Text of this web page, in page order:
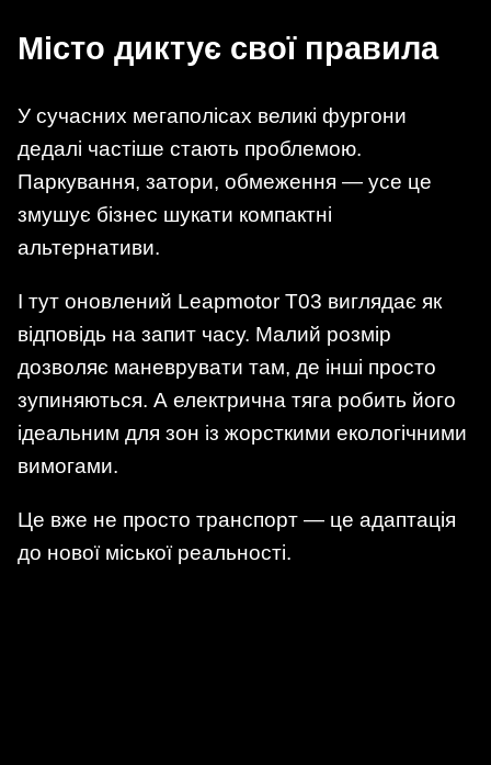
Місто диктує свої правила
У сучасних мегаполісах великі фургони
дедалі частіше стають проблемою.
Паркування, затори, обмеження — усе це
змушує бізнес шукати компактні
альтернативи.
І тут оновлений Leapmotor T03 виглядає як
відповідь на запит часу. Малий розмір
дозволяє маневрувати там, де інші просто
зупиняються. А електрична тяга робить його
ідеальним для зон із жорсткими екологічними
вимогами.
Це вже не просто транспорт — це адаптація
до нової міської реальності.